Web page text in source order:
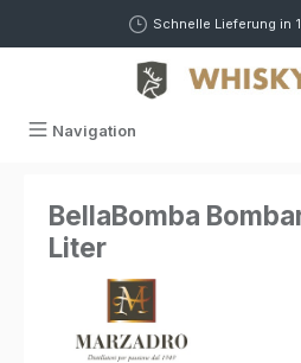
Schnelle Lieferung in
Navigation
BellaBomba
Liter